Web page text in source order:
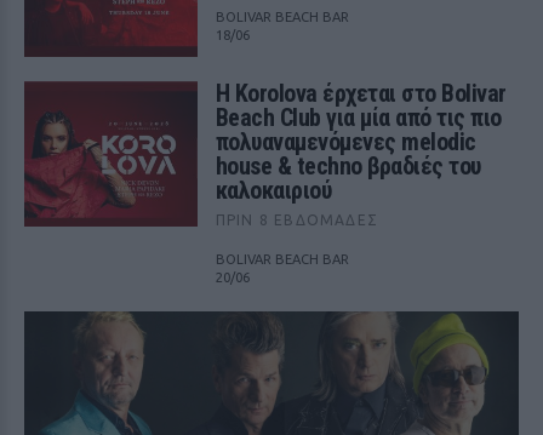
BOLIVAR BEACH BAR
18/06
Η Korolova έρχεται στο Bolivar
Beach Club για μία από τις πιο
πολυαναμενόμενες melodic
house & techno βραδιές του
καλοκαιριού
ΠΡΙΝ 8 ΕΒΔΟΜΆΔΕΣ
BOLIVAR BEACH BAR
20/06